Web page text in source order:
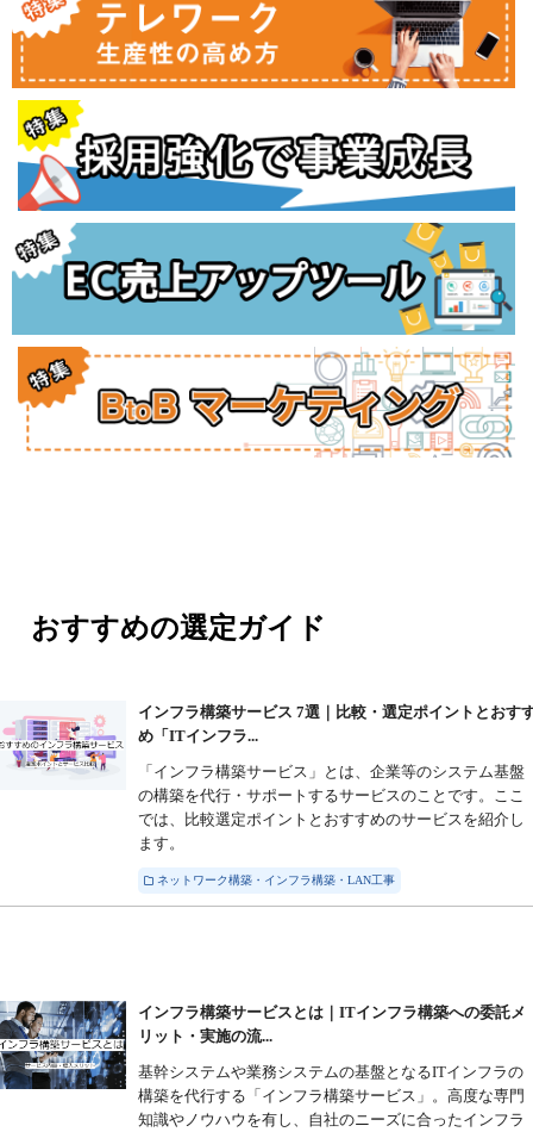
おすすめの選定ガイド
インフラ構築サービス 7選｜比較・選定ポイントとおす
め「ITインフラ...
「インフラ構築サービス」とは、企業等のシステム基盤
の構築を代行・サポートするサービスのことです。ここ
では、比較選定ポイントとおすすめのサービスを紹介し
ます。
ネットワーク構築・インフラ構築・LAN工事
インフラ構築サービスとは｜ITインフラ構築への委託メ
リット・実施の流...
基幹システムや業務システムの基盤となるITインフラの
構築を代行する「インフラ構築サービス」。高度な専門
知識やノウハウを有し、自社のニーズに合ったインフラ